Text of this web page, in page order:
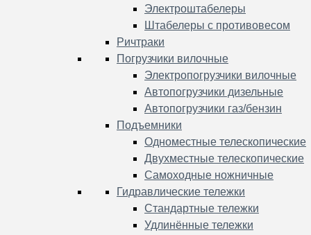
Электроштабелеры
Штабелеры с противовесом
Ричтраки
Погрузчики вилочные
Электропогрузчики вилочные
Автопогрузчики дизельные
Автопогрузчики газ/бензин
Подъемники
Одноместные телескопические
Двухместные телескопические
Самоходные ножничные
Гидравлические тележки
Стандартные тележки
Удлинённые тележки